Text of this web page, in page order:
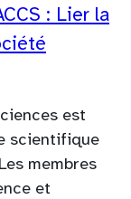
: Lier la
est
scientifique
membres
et